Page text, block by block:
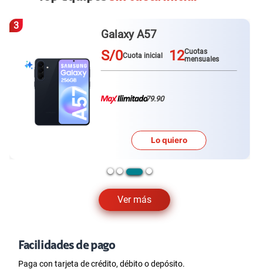
Ver más
Redmi Note 15
S/0Cuota inicial 12mensuales
Lo quiero
Facilidades de pago
Paga con tarjeta de crédito, débito o depósito.